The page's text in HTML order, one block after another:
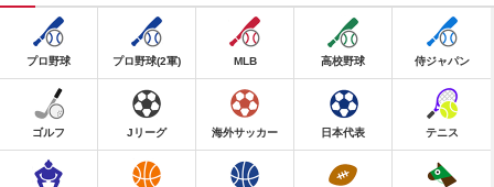
プロ野球 プロ野球(2軍) MLB 高校野球 侍ジャパン
ゴルフ Jリーグ 海外サッカー 日本代表 テニス